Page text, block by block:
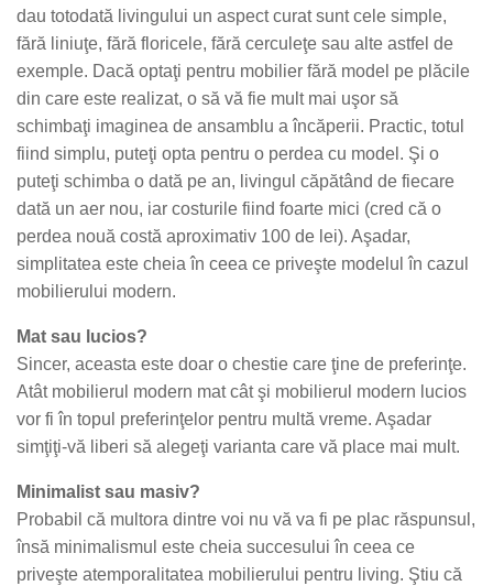
dau totodată livingului un aspect curat sunt cele simple,
fără liniuţe, fără floricele, fără cerculeţe sau alte astfel de
exemple. Dacă optaţi pentru mobilier fără model pe plăcile
din care este realizat, o să vă fie mult mai uşor să
schimbaţi imaginea de ansamblu a încăperii. Practic, totul
fiind simplu, puteţi opta pentru o perdea cu model. Şi o
puteţi schimba o dată pe an, livingul căpătând de fiecare
dată un aer nou, iar costurile fiind foarte mici (cred că o
perdea nouă costă aproximativ 100 de lei). Aşadar,
simplitatea este cheia în ceea ce priveşte modelul în cazul
mobilierului modern.
Mat sau lucios?
Sincer, aceasta este doar o chestie care ţine de preferinţe.
Atât mobilierul modern mat cât şi mobilierul modern lucios
vor fi în topul preferinţelor pentru multă vreme. Aşadar
simţiţi-vă liberi să alegeţi varianta care vă place mai mult.
Minimalist sau masiv?
Probabil că multora dintre voi nu vă va fi pe plac răspunsul,
însă minimalismul este cheia succesului în ceea ce
priveşte atemporalitatea mobilierului pentru living. Ştiu că